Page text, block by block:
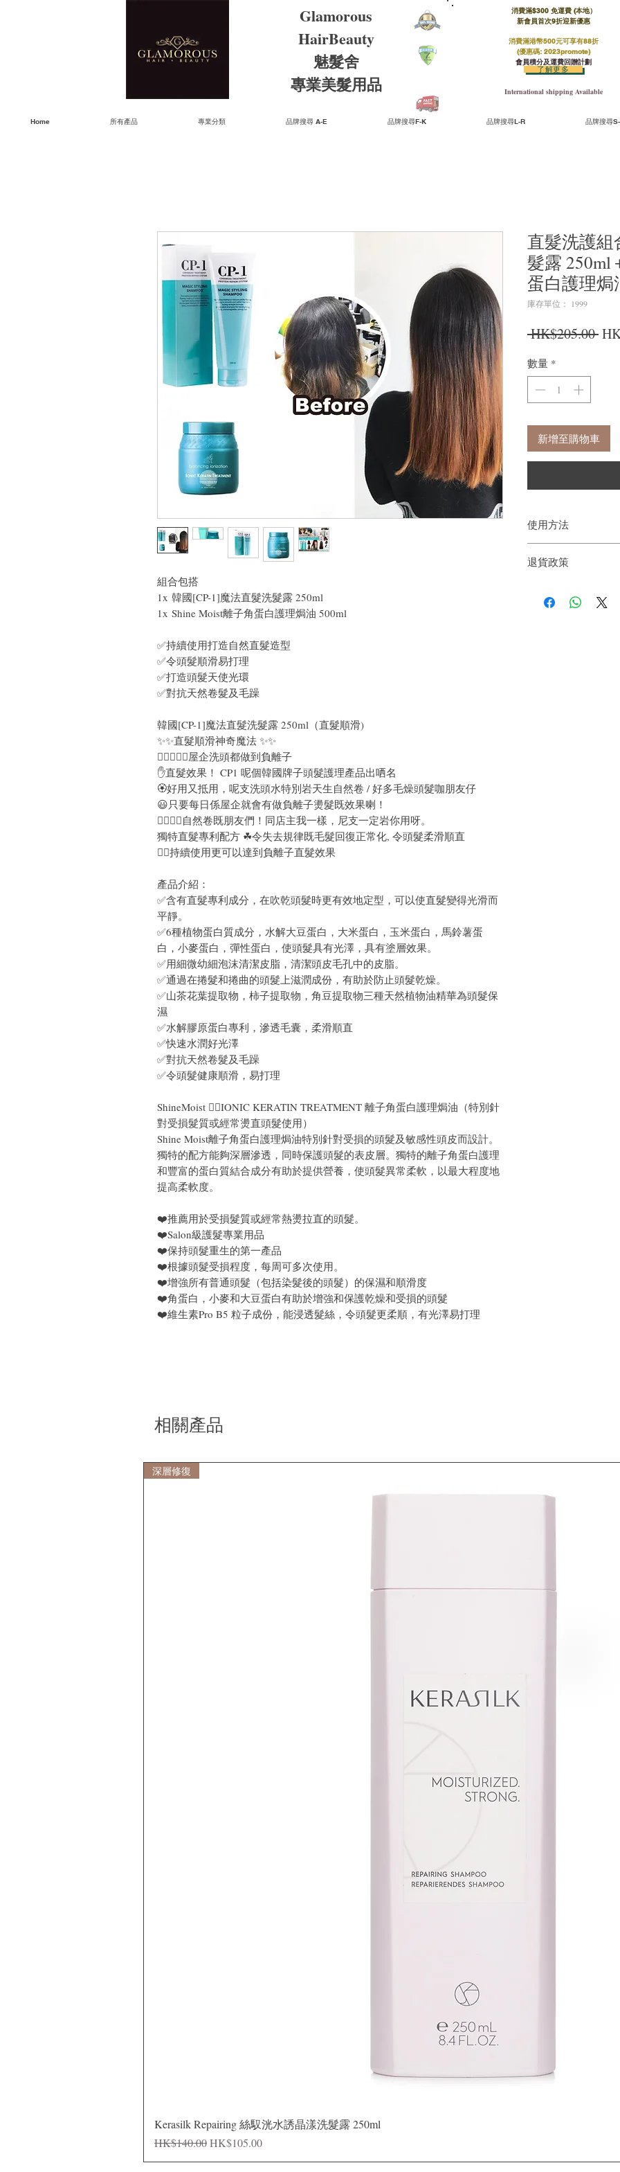
Glamorous
HairBeauty
魅髮舍
​​專業美髮用品
消費滿$300 免運費 (本地）​
新會員首次9折迎新優惠
消費滿港幣500元可享有88折
(優惠碼: 2023promote)
會員積分及運費回贈計劃
International shipping Available
了解更多
Home 所有產品 專業分類 品牌搜尋 A-E 品牌搜尋F-K 品牌搜尋L-R 品牌搜尋
組合包搭
1x 韓國[CP-1]魔法直髮洗髮露 250ml
1x Shine Moist離子角蛋白護理焗油 500ml
✅持續使用打造自然直髮造型
✅令頭髮順滑易打理
✅打造頭髮天使光環
✅對抗天然卷髮及毛躁
韓國[CP-1]魔法直髮洗髮露 250ml（直髮順滑)
✨✨直髮順滑神奇魔法 ✨✨
💆‍♀💆🏻‍♂屋企洗頭都做到負離子
✋直髮效果！ CP1 呢個韓國牌子頭髮護理產品出哂名
🏵好用又抵用，呢支洗頭水特別岩天生自然卷 / 好多毛燥頭髮咖朋友仔
😃只要每日係屋企就會有做負離子燙髮既效果喇！
✌🏻✌🏻自然卷既朋友們！同店主我一樣，尼支一定岩你用呀。
獨特直髮專利配方 ☘令失去規律既毛髮回復正常化, 令頭髮柔滑順直
👍🏻持續使用更可以達到負離子直髮效果
產品介紹：
✅含有直髮專利成分，在吹乾頭髮時更有效地定型，可以使直髮變得光滑而
平靜。
✅6種植物蛋白質成分，水解大豆蛋白，大米蛋白，玉米蛋白，馬鈴薯蛋
白，小麥蛋白，彈性蛋白，使頭髮具有光澤，具有塗層效果。
✅用細微幼細泡沫清潔皮脂，清潔頭皮毛孔中的皮脂。
✅通過在捲髮和捲曲的頭髮上滋潤成份，有助於防止頭髮乾燥。
✅山茶花葉提取物，柿子提取物，角豆提取物三種天然植物油精華為頭髮保
濕
✅水解膠原蛋白專利，滲透毛囊，柔滑順直
✅快速水潤好光澤
✅對抗天然卷髮及毛躁
✅令頭髮健康順滑，易打理
ShineMoist 💆‍♂️IONIC KERATIN TREATMENT 離子角蛋白護理焗油（特別針
對受損髮質或經常燙直頭髮使用）
Shine Moist離子角蛋白護理焗油特別針對受損的頭髮及敏感性頭皮而設計。
獨特的配方能夠深層滲透，同時保護頭髮的表皮層。獨特的離子角蛋白護理
和豐富的蛋白質結合成分有助於提供營養，使頭髮異常柔軟，以最大程度地
提高柔軟度。
❤️推薦用於受損髮質或經常熱燙拉直的頭髮。
❤️Salon級護髮專業用品
❤️保持頭髮重生的第一產品
❤️根據頭髮受損程度，每周可多次使用。
❤️增強所有普通頭髮（包括染髮後的頭髮）的保濕和順滑度
❤️角蛋白，小麥和大豆蛋白有助於增強和保護乾燥和受損的頭髮
❤️維生素Pro B5 粒子成份，能浸透髮絲，令頭髮更柔順，有光澤易打理
直髮洗護組
髮露 250ml
蛋白護理焗
庫存單位： 1999
HK$205.00 一
數量 *
新增至購物車
使用方法
再用溫水沖洗，最好
15-30分鐘，也可以
退貨政策
戶。首先，您需要在
相關產品
深層修復
Kerasilk Repairing 絲馭洸水誘晶漾洗髮露 250ml
一般價格
HK$140.00促銷價格
HK$105.00